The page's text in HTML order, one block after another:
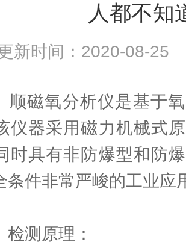
人都不知
新时间：2020-08-
氧分析仪是基于氧
仪器采用磁力机械式
时具有非防爆型和防
条件非常严峻的工业应
测原理：